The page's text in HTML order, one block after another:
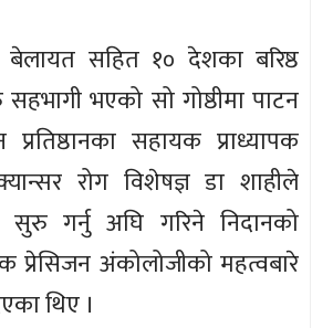
बेलायत सहित १० देशका बरिष्ठ
भएको सो गोष्ठीमा पाटन
प्रतिष्ठानका सहायक प्राध्यापक
रोग विशेषज्ञ डा शाहीले
सुरु गर्नु अघि गरिने निदानको
प्रेसिजन अंकोलोजीको महत्वबारे
थिए ।